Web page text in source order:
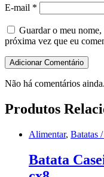
E-mail *
Guardar o meu nome,
próxima vez que eu
Não há comentários ainda.
Produtos
Alimentar, Batatas
Batata